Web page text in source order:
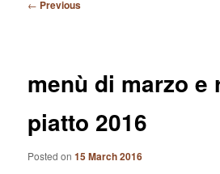
← Previous
menù di marzo e
piatto 2016
Posted on15 March 2016